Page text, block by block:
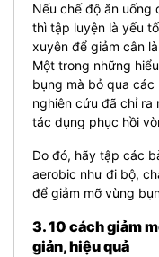
Nếu chế độ ăn uống
thì tập luyện là yếu
xuyên để giảm cân
Một trong những
bụng mà bỏ qua
nghiên cứu đã chỉ
tác dụng phục hồi
Do đó, hãy tập các
aerobic như đi bộ,
để giảm mỡ vùng
3. 10 cách giảm
giản, hiệu quả